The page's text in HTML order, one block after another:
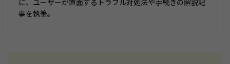
に、ユーザーが直面するトラブル対処法や手続きの解説記
事を執筆。